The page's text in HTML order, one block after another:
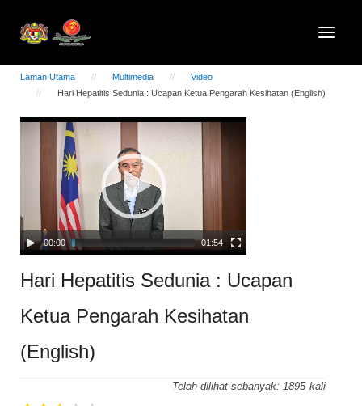
Laman Utama Multimedia
Video
Hari Hepatitis Sedunia : Ucapan Ketua Pengarah Kesihatan (English)
Video
00:00 01:54
Hari Hepatitis Sedunia : Ucapan
Ketua Pengarah Kesihatan
(English)
Telah dilihat sebanyak: 1895